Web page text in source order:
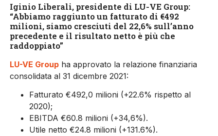
Iginio Liberali, presidente di LU-VE Group:
“Abbiamo raggiunto un fatturato di €492
milioni, siamo cresciuti del 22,6% sull’anno
precedente e il risultato netto è più che
raddoppiato”
LU-VE Group ha approvato la relazione finanziaria
consolidata al 31 dicembre 2021:
Fatturato €492,0 milioni (+22.6% rispetto al
2020);
EBITDA €60.8 milioni (+34,6%).
Utile netto €24.8 milioni (+131.6%).